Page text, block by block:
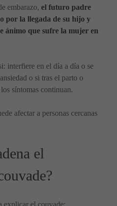
embarazo, el futuro padre
por la llegada de su hijo y
ánimo que sufre la mujer en
interfiere en el día a día o se
o si tras el parto o
síntomas continuan.
afectar a personas cercanas
el
explicar el couvade: